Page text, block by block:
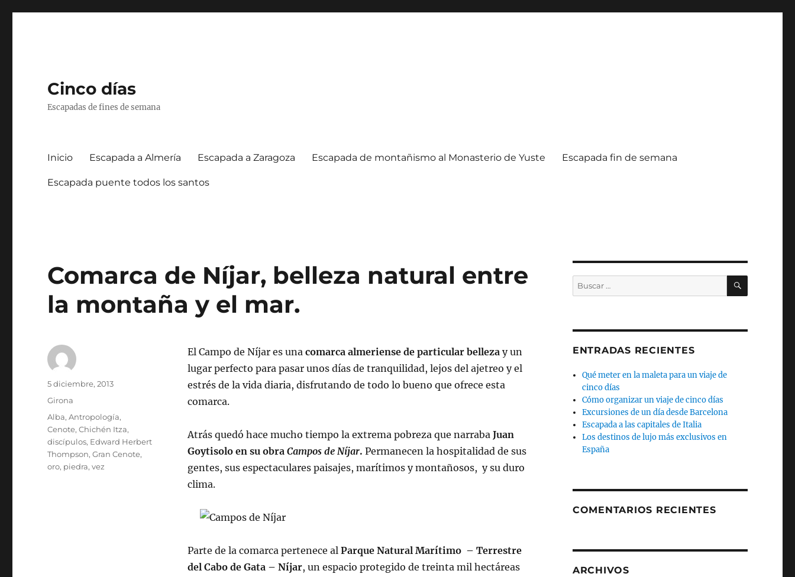
Cinco días
Escapadas de fines de semana
Inicio Escapada a Almería Escapada a Zaragoza Escapada de montañismo al Monasterio de Yuste Escapada fin de semana
Escapada puente todos los santos
Comarca de Níjar, belleza natural entre
la montaña y el mar.
El Campo de Níjar es una comarca almeriense de particular bellezay un
lugar perfecto para pasar unos días de tranquilidad, lejos del ajetreo y el
estrés de la vida diaria, disfrutando de todo lo bueno que ofrece esta
comarca.
Atrás quedó hace mucho tiempo la extrema pobreza que narraba Juan
Goytisolo en su obra Campos de Níjar. Permanecen la hospitalidad de sus
gentes, sus espectaculares paisajes, marítimos y montañosos, y su duro
clima.
Parte de la comarca pertenece al Parque Natural Marítimo – Terrestre
del Cabo de Gata – Níjar, un espacio protegido de treinta mil hectáreas
Autor
Publicado
el
5 diciembre, 2013
Categorías
Girona
Etiquetas
Alba,Antropología,
Cenote,Chichén Itza,
discípulos, Edward Herbert
Thompson,Gran Cenote,
oro, piedra,vez
Buscar
por:
BUSCAR
ENTRADAS RECIENTES
Qué meter en la maleta para un viaje de
cinco días
Cómo organizar un viaje de cinco días
Excursiones de un día desde Barcelona
Escapada a las capitales de Italia
Los destinos de lujo más exclusivos en
España
COMENTARIOS RECIENTES
ARCHIVOS